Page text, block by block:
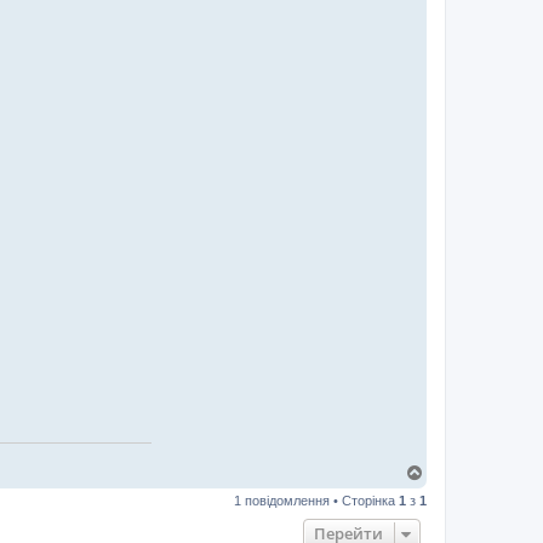
г
1 повідомлення • Сторінка 1 з 1
Перейти